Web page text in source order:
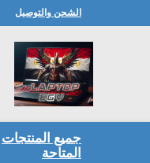
الشحن والتوصيل
جميع المنتجات
المتاحة